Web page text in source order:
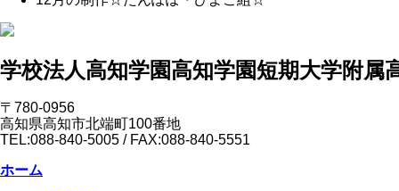
学校法人高知学園高知学園短期大学附属
〒780-0956
高知県高知市北端町100番地
TEL:088-840-5005 / FAX:088-840-5551
ホーム